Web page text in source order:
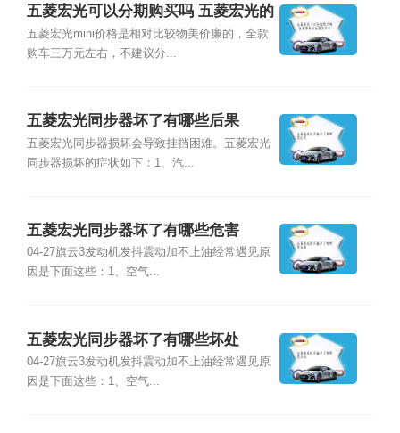
五菱宏光可以分期购买吗 五菱宏光的
油箱是多少
五菱宏光mini价格是相对比较物美价廉的，全款
购车三万元左右，不建议分...
五菱宏光同步器坏了有哪些后果
五菱宏光同步器损坏会导致挂挡困难。五菱宏光
同步器损坏的症状如下：1、汽...
五菱宏光同步器坏了有哪些危害
04-27旗云3发动机发抖震动加不上油经常遇见原
因是下面这些：1、空气...
五菱宏光同步器坏了有哪些坏处
04-27旗云3发动机发抖震动加不上油经常遇见原
因是下面这些：1、空气...